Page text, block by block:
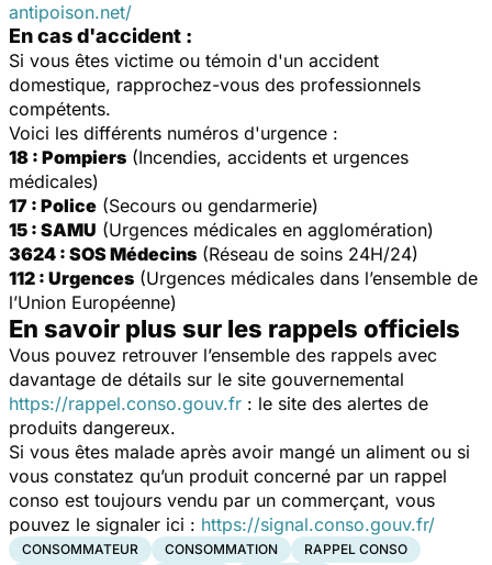
antipoison.net/
En cas d'accident :
Si vous êtes victime ou témoin d'un accident
domestique, rapprochez-vous des professionnels
compétents.
Voici les différents numéros d'urgence :
18 : Pompiers (Incendies, accidents et urgences
médicales)
17 : Police (Secours ou gendarmerie)
15 : SAMU (Urgences médicales en agglomération)
3624 : SOS Médecins (Réseau de soins 24H/24)
112 : Urgences (Urgences médicales dans l’ensemble de
l’Union Européenne)
En savoir plus sur les rappels officiels
Vous pouvez retrouver l’ensemble des rappels avec
davantage de détails sur le site gouvernemental
https://rappel.conso.gouv.fr : le site des alertes de
produits dangereux.
Si vous êtes malade après avoir mangé un aliment ou si
vous constatez qu’un produit concerné par un rappel
conso est toujours vendu par un commerçant, vous
pouvez le signaler ici : https://signal.conso.gouv.fr/
CONSOMMATEUR CONSOMMATION RAPPEL CONSO